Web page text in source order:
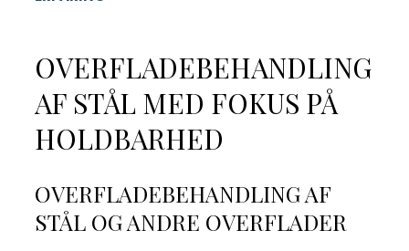
OVERFLADEBEHANDLING
AF STÅL MED FOKUS PÅ
HOLDBARHED
OVERFLADEBEHANDLING AF
STÅL OG ANDRE OVERFLADER